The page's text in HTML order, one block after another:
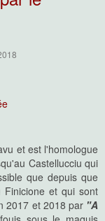
et est l'homologue
Castellucciu qui
que depuis que
et qui sont
2017 et 2018 par "A